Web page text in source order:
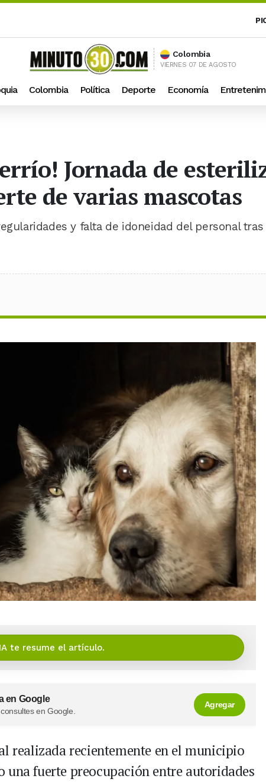
Colombia
VIERNES 07 DE AGOSTO
Colombia Política Deporte Economía
Jornada de
de varias mascotas
y falta de idoneidad del personal tras
te resume el artículo.
en Google
en Google.
Agregar
realizada recientemente en el municipio
una fuerte preocupación entre autoridades